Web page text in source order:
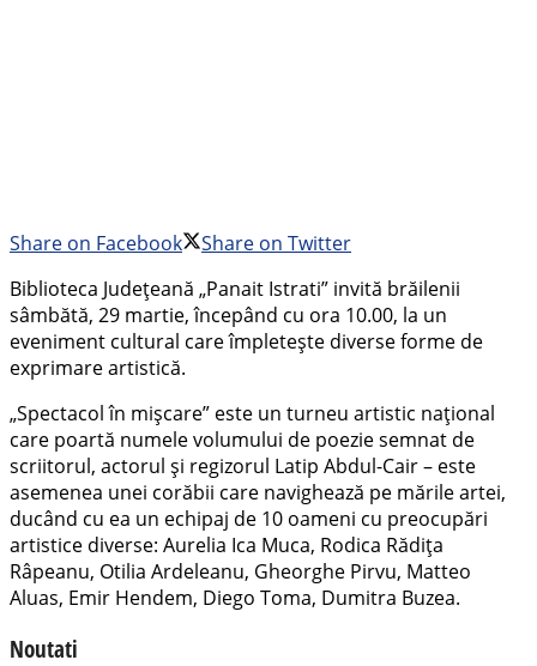
Share on Facebook
Share on Twitter
Biblioteca Județeană „Panait Istrati” invită brăilenii
sâmbătă, 29 martie, începând cu ora 10.00, la un
eveniment cultural care împletește diverse forme de
exprimare artistică.
„Spectacol în mișcare” este un turneu artistic național
care poartă numele volumului de poezie semnat de
scriitorul, actorul și regizorul Latip Abdul-Cair – este
asemenea unei corăbii care navighează pe mările artei,
ducând cu ea un echipaj de 10 oameni cu preocupări
artistice diverse: Aurelia Ica Muca, Rodica Rădița
Râpeanu, Otilia Ardeleanu, Gheorghe Pirvu, Matteo
Aluas, Emir Hendem, Diego Toma, Dumitra Buzea.
Noutati